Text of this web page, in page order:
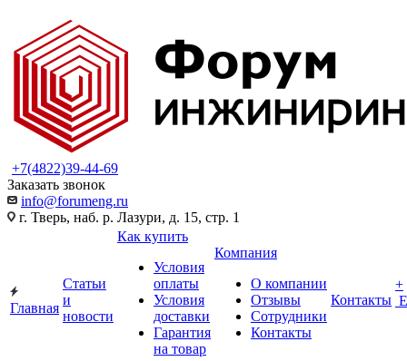
+7(4822)39-44-69
Заказать звонок
info@forumeng.ru
г. Тверь, наб. р. Лазури, д. 15, стр. 1
Главная
Статьи
и
новости
Как купить
Условия
оплаты
Условия
доставки
Гарантия
на товар
Компания
О компании
Отзывы
Сотрудники
Контакты
Контакты
+